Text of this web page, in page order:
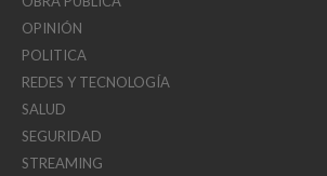
OPINIÓN
POLITICA
REDES Y TECNOLOGÍA
SALUD
SEGURIDAD
STREAMING